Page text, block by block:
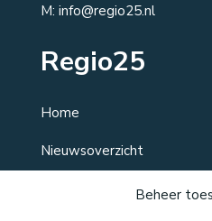
Beheer
M: info@regio25.nl
Regio25
Home
Nieuwsoverzicht